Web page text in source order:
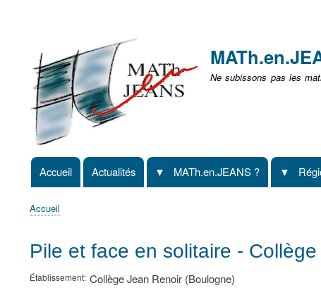
non
identifié
Ne subissons pas les
Navigation
principale
Accueil Actualités MATh.en.JEANS ?
d'Ariane
Accueil
Pile et face en solitaire -
Établissement Collège Jean Renoir (Boulogne)